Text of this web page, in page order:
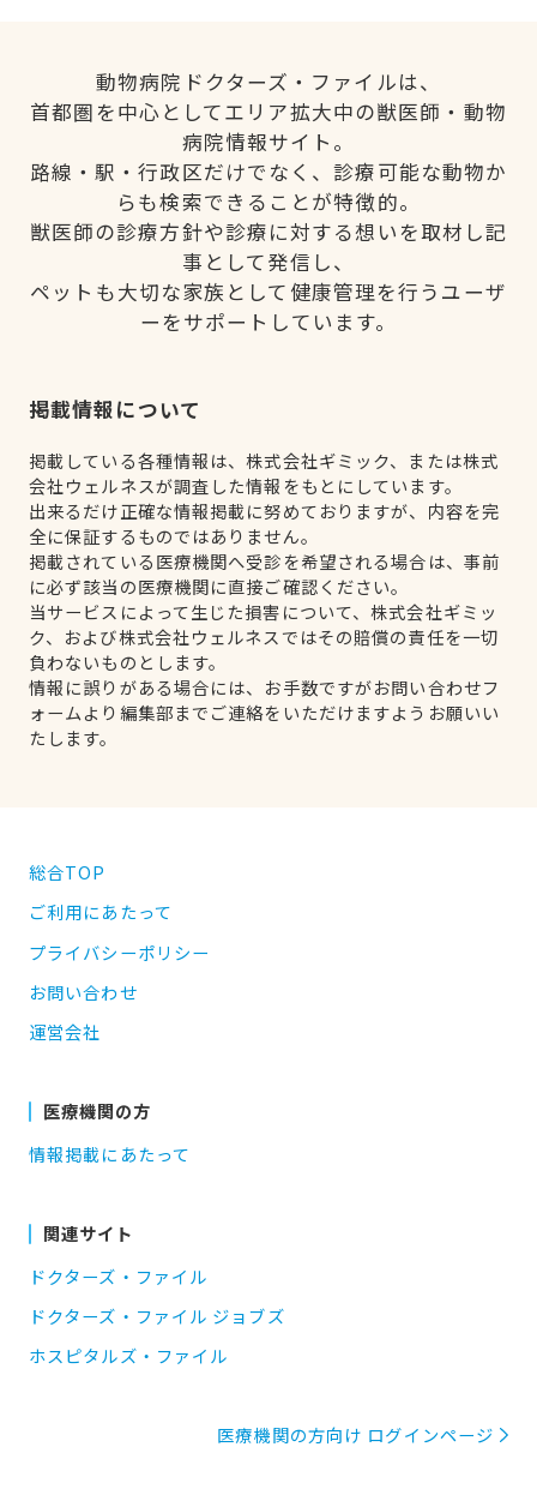
動物病院ドクターズ・ファイルは、
首都圏を中心としてエリア拡大中の獣医師・動物
病院情報サイト。
路線・駅・行政区だけでなく、診療可能な動物か
らも検索できることが特徴的。
獣医師の診療方針や診療に対する想いを取材し記
事として発信し、
ペットも大切な家族として健康管理を行うユーザ
ーをサポートしています。
掲載情報について
掲載している各種情報は、株式会社ギミック、または株式
会社ウェルネスが調査した情報をもとにしています。
出来るだけ正確な情報掲載に努めておりますが、内容を完
全に保証するものではありません。
掲載されている医療機関へ受診を希望される場合は、事前
に必ず該当の医療機関に直接ご確認ください。
当サービスによって生じた損害について、株式会社ギミッ
ク、および株式会社ウェルネスではその賠償の責任を一切
負わないものとします。
情報に誤りがある場合には、お手数ですがお問い合わせフ
ォームより編集部までご連絡をいただけますようお願いい
たします。
総合TOP
ご利用にあたって
プライバシーポリシー
お問い合わせ
運営会社
医療機関の方
情報掲載にあたって
関連サイト
ドクターズ・ファイル
ドクターズ・ファイル ジョブズ
ホスピタルズ・ファイル
医療機関の方向け ログインページ